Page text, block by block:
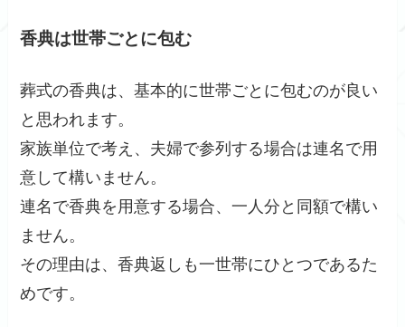
香典は世帯ごとに包む
葬式の香典は、基本的に世帯ごとに包むのが良い
と思われます。
家族単位で考え、夫婦で参列する場合は連名で用
意して構いません。
連名で香典を用意する場合、一人分と同額で構い
ません。
その理由は、香典返しも一世帯にひとつであるた
めです。